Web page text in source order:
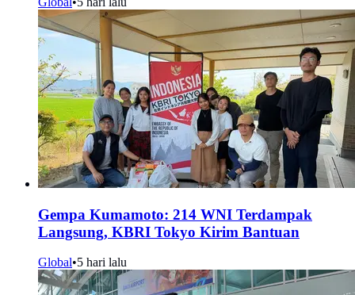
Gempa Kumamoto: 214 WNI Terdampak
Langsung, KBRI Tokyo Kirim Bantuan
Global•5 hari lalu